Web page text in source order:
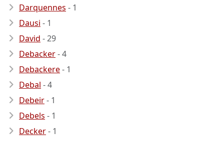
Darquennes - 1
Dausi - 1
David - 29
Debacker- 4
Debackere- 1
Debal - 4
Debeir- 1
Debels - 1
Decker- 1